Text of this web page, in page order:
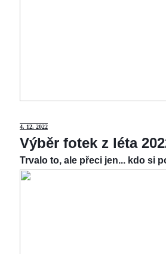
4. 12. 2022
Výběr fotek z léta
Trvalo to, ale přeci jen... kdo si